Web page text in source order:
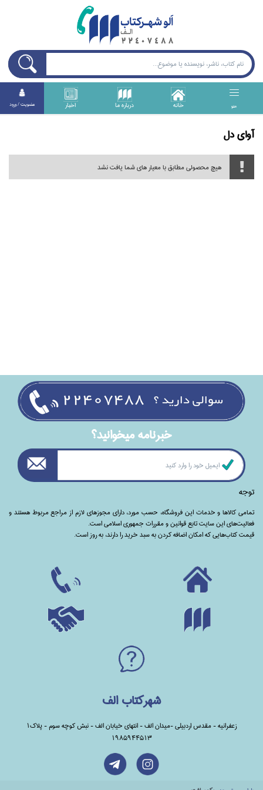
منو خانه درباره ما اخبار عضويت / ورود
آواي دل
هیچ محصولی مطابق با معیار های شما یافت نشد
خبرنامه ميخوانيد؟
توجه
تمامی‌ کالاها و خدمات این فروشگاه، حسب مورد،‌ دارای مجوزهای لازم از مراجع مربوط هستند ‌و‌‌
فعالیت‌های این سایت تابع قوانین و مقررات جمهوری اسلامی است.
قیمت کتاب‌هایی که امکان اضافه کردن به سبد خرید را دارند،‌ به روز است.
شهرکتاب الف
زعفرانیه - مقدس اردبیلی -میدان الف - انتهای خیابان الف - نبش کوچه سوم - پلاک1
1985944513